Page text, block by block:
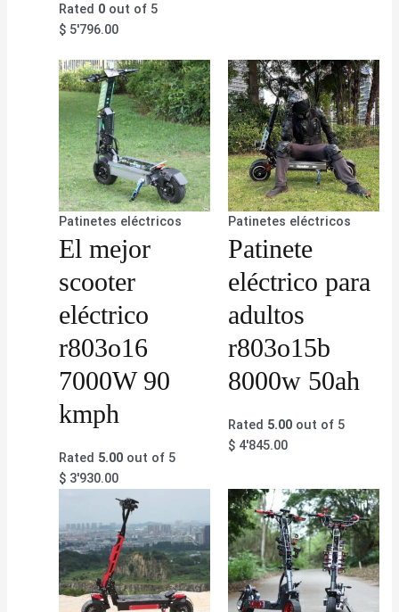
Rated 0 out of 5
$ 5'796.00
Patinetes eléctricos
El mejor
scooter
eléctrico
r803o16
7000W 90
kmph
Rated 5.00 out of 5
$ 3'930.00
Patinetes eléctricos
Patinete
eléctrico para
adultos
r803o15b
8000w 50ah
Rated 5.00out of 5
$4'845.00